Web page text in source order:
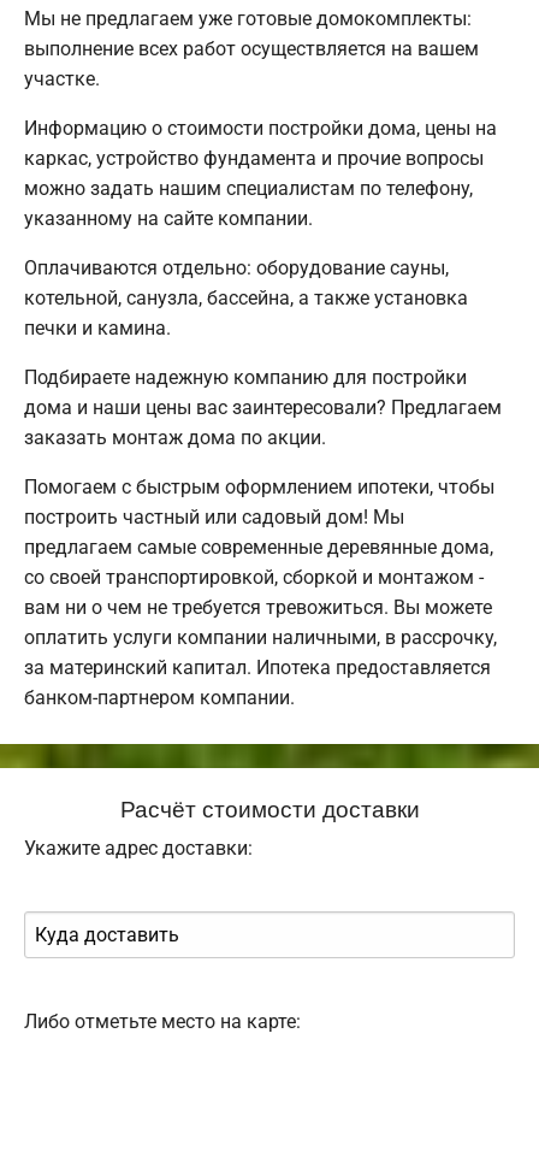
Мы не предлагаем уже готовые домокомплекты:
выполнение всех работ осуществляется на вашем
участке.
Информацию о стоимости постройки дома, цены на
каркас, устройство фундамента и прочие вопросы
можно задать нашим специалистам по телефону,
указанному на сайте компании.
Оплачиваются отдельно: оборудование сауны,
котельной, санузла, бассейна, а также установка
печки и камина.
Подбираете надежную компанию для постройки
дома и наши цены вас заинтересовали? Предлагаем
заказать монтаж дома по акции.
Помогаем с быстрым оформлением ипотеки, чтобы
построить частный или садовый дом! Мы
предлагаем самые современные деревянные дома,
со своей транспортировкой, сборкой и монтажом -
вам ни о чем не требуется тревожиться. Вы можете
оплатить услуги компании наличными, в рассрочку,
за материнский капитал. Ипотека предоставляется
банком-партнером компании.
Расчёт стоимости доставки
Укажите адрес доставки:
Либо отметьте место на карте: